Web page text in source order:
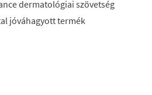
dermatológiai szövetség
jóváhagyott termék